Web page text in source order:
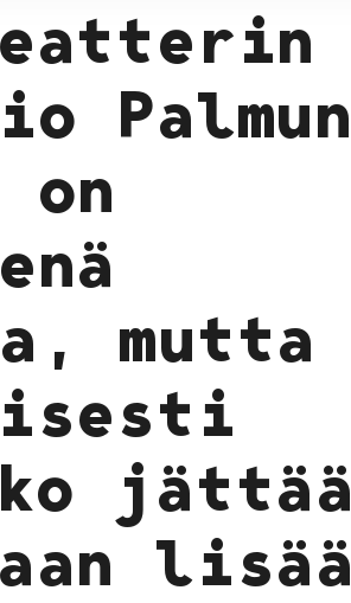
Palmun
on
mutta
jättää
lisää